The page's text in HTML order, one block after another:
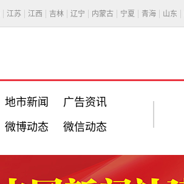
江苏 江西 吉林 辽宁 内蒙古 宁夏 青海 山东
地市新闻 广告资讯
微博动态 微信动态